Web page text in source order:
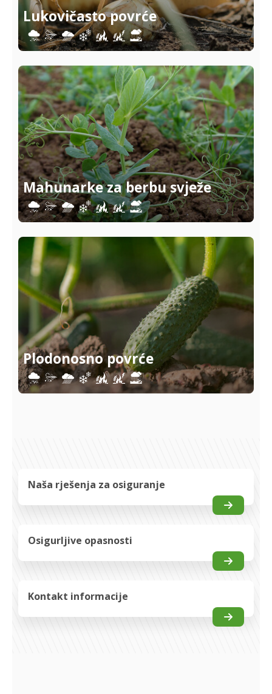
Lukovičasto povrće
Mahunarke za berbu svježe
Plodonosno povrće
Naša rješenja za osiguranje
Osigurljive opasnosti
Kontakt informacije